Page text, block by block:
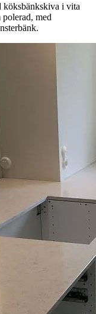
köksbänkskiva i vita
med